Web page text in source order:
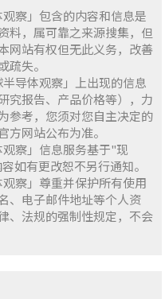
察」包含的内容和信息是
料，属可靠之来源搜集，但
网站有权但无此义务，改善
疏失。
导体观察」上出现的信息
究报告、产品价格等），力
参考，您须对您自主决定的
网站公布为准。
察」信息服务基于"现
如有更改恕不另行通知。
察」尊重并保护所有使用
、电子邮件地址等个人资
、法规的强制性规定，不会